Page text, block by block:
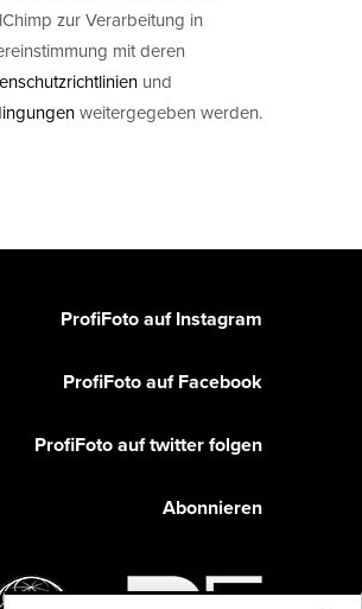
zur Verarbeitung in
mit deren
und
weitergegeben werden.
ProfiFoto auf Instagram
ProfiFoto auf Facebook
ProfiFoto auf twitter folgen
Abonnieren